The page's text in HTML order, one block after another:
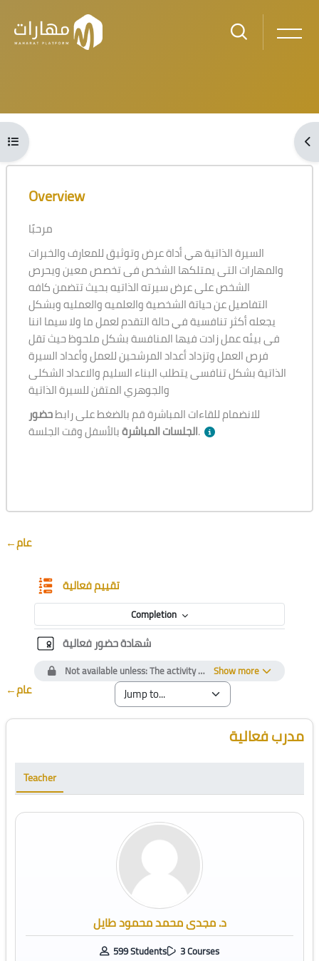
Skip to main content
Blocks
Open course index
Blocks
Skip [Cocoon] Course Overview
Overview
مرحبًا
السيرة الذاتية هي أداة عرض وتوثيق للمعارف والخبرات
والمهارات التى يمتلكها الشخص فى تخصص معين ويحرص
الشخص على عرض سيرته الذاتيه بحيث تتضمن كافه
التفاصيل عن حياتة الشخصية والعلميه والعمليه وبشكل
يجعله أكثر تنافسية في حالة التقدم لعمل ما ولا سيما اننا
فى بيئه عمل زادت فيها المنافسة بشكل ملحوظ حيث تقل
فرص العمل وتزداد أعداد المرشحين للعمل وأعداد السيرة
الذاتية بشكل تنافسى يتطلب البناء السليم والاعداد الشكلى
والجوهري المتقن للسيرة الذاتية
للانضمام للقاءات المباشرة قم بالضغط على رابطحضور
الجلسات المباشرةبالأسفل وقت الجلسة.
Section outline
←عام
تقييم فعاليةQuestionnaire
Completion
شهادة حضور فعاليةCustom certificate
Show more
Not available unless: The activityتقييم فعاليةis marked
←عام
Blocks
Skip [Cocoon] Course Instructor مدرب فعالية
Teacher
د. مجدى محمد محمود طايل
599 Students 3 Courses